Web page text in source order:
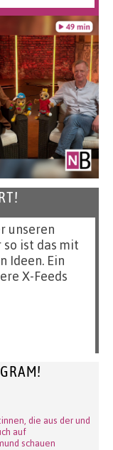
unseren
ist das mit
Ideen. Ein
X-Feeds
die aus der und
auf
schauen